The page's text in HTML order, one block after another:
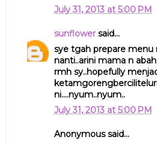
July 31, 2013 at 5:00 PM
sunflowersaid...
sye tgah prepare menu
nanti..arini mama n
rmh sy..hopefully
ni....nyum..nyum..
July 31, 2013 at 5:00 PM
Anonymous said...